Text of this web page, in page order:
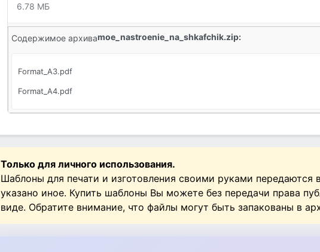
6.78 МБ
Содержимое архиваmoe_nastroenie_na_shkafchik.zip:
Format_A3.pdf
Format_A4.pdf
Только для личного использования.
Шаблоны для печати и изготовления своими руками передаются
указано иное. Купить шаблоны Вы можете без передачи права
виде. Обратите внимание, что файлы могут быть запакованы в